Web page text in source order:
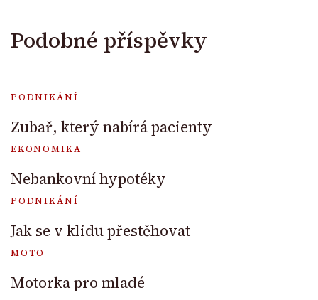
Podobné příspěvky
PODNIKÁNÍ
Zubař, který nabírá pacienty
EKONOMIKA
Nebankovní hypotéky
PODNIKÁNÍ
Jak se v klidu přestěhovat
MOTO
Motorka pro mladé